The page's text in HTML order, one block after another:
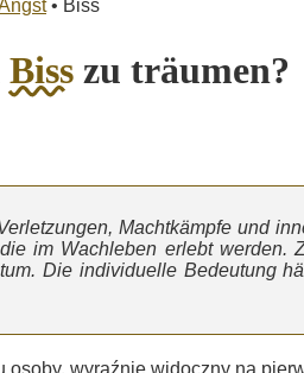
• Biss
Biss zu träumen?
Machtkämpfe und
im Wachleben erlebt werden.
Die individuelle Bedeutung